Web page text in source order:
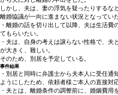
しかし、夫は、妻の浮気を疑ったりするな
離婚協議が一向に進まない状況となっていた
・離婚の話を切り出して以降、夫は生活
てもらいたい。
・夫は、自身の考えは譲らない性格で、
が大きく、難しい。
そのため、別居を予定している。
事件結果
・別居と同時に弁護士から夫本人に受任
ようにしたため、依頼者様ご本人の直接対
・夫とは、離婚条件の調整前に、婚姻費